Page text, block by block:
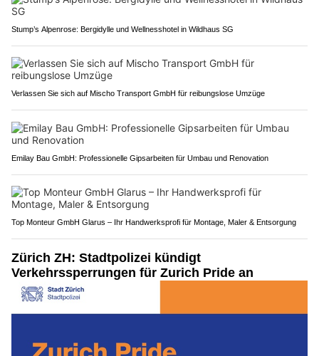
Stump’s Alpenrose: Bergidylle und Wellnesshotel in Wildhaus SG
Verlassen Sie sich auf Mischo Transport GmbH für reibungslose Umzüge
Emilay Bau GmbH: Professionelle Gipsarbeiten für Umbau und Renovation
Top Monteur GmbH Glarus – Ihr Handwerksprofi für Montage, Maler & Entsorgung
Zürich ZH: Stadtpolizei kündigt
Verkehrssperrungen für Zurich Pride an